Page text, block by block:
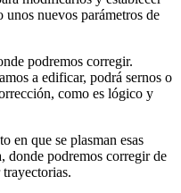
nuevos parámetros de
podremos corregir.
a edificar, podrá sernos o
como es lógico y
en que se plasman esas
donde podremos corregir de